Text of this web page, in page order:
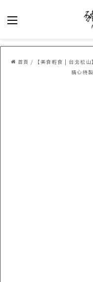
首頁 /
【美食輕食 | 台北松
精心特